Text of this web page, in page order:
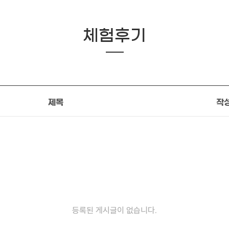
체험후기
제목 작
등록된 게시글이 없습니다.